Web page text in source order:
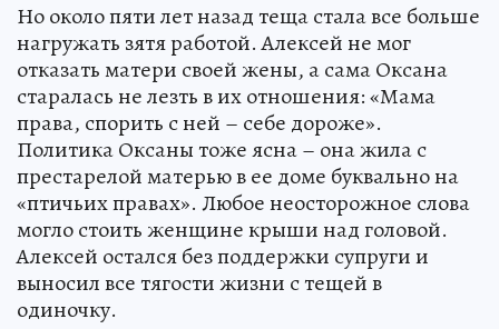
Но около пяти лет назад теща стала все больше
нагружать зятя работой. Алексей не мог
отказать матери своей жены, а сама Оксана
старалась не лезть в их отношения: «Мама
права, спорить с ней – себе дороже».
Политика Оксаны тоже ясна – она жила с
престарелой матерью в ее доме буквально на
«птичьих правах». Любое неосторожное слова
могло стоить женщине крыши над головой.
Алексей остался без поддержки супруги и
выносил все тягости жизни с тещей в
одиночку.